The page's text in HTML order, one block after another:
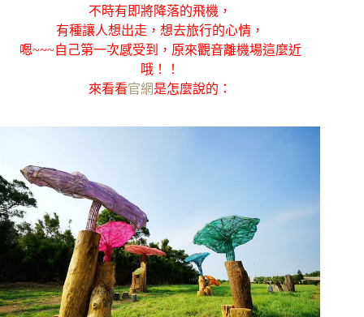
不時有即將降落的飛機，
有種讓人想出走，想去旅行的心情，
嗯~~~自己第一次感受到，原來觀音離機場這麼近
哦！！
來看看官網是怎麼說的：